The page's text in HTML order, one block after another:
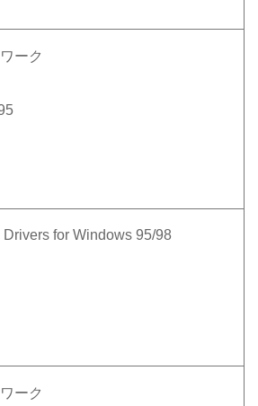
ーク
Drivers for Windows 95/98
ーク